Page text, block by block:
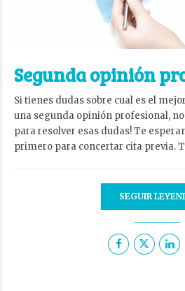
Segunda opinión
Si tienes dudas sobre cual es el
una segunda opinión profesional,
para resolver esas dudas! Te
primero para concertar cita previa.
SEGUIR